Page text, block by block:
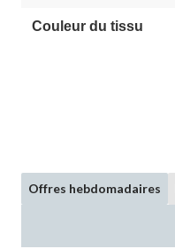
Couleur du tissu
Offres hebdomadaires